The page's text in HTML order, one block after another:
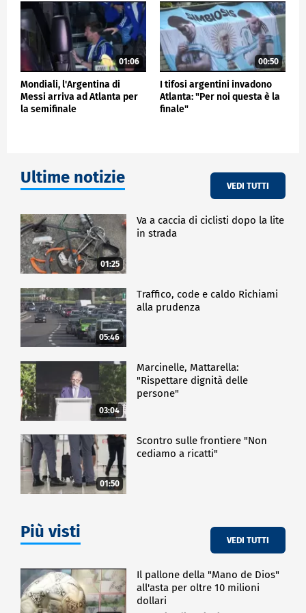
testimoni per evitare di intimidirli. Vietati per l'ex
presidente anche dichiarazioni e uso dei social
meda.
ESTERI
01:06
Mondiali, l'Argentina di
Messi arriva ad Atlanta per
la semifinale
00:50
I tifosi argentini invadono
Atlanta: "Per noi questa è la
finale"
Ultime notizie VEDI TUTTI
01:25
Va a caccia di ciclisti dopo la lite
in strada
05:46
Traffico, code e caldo Richiami
alla prudenza
03:04
Marcinelle, Mattarella:
"Rispettare dignità delle
persone"
01:50
Scontro sulle frontiere "Non
cediamo a ricatti"
Più visti VEDI TUTTI
Il pallone della "Mano de Dios"
all'asta per oltre 10 milioni
dollari